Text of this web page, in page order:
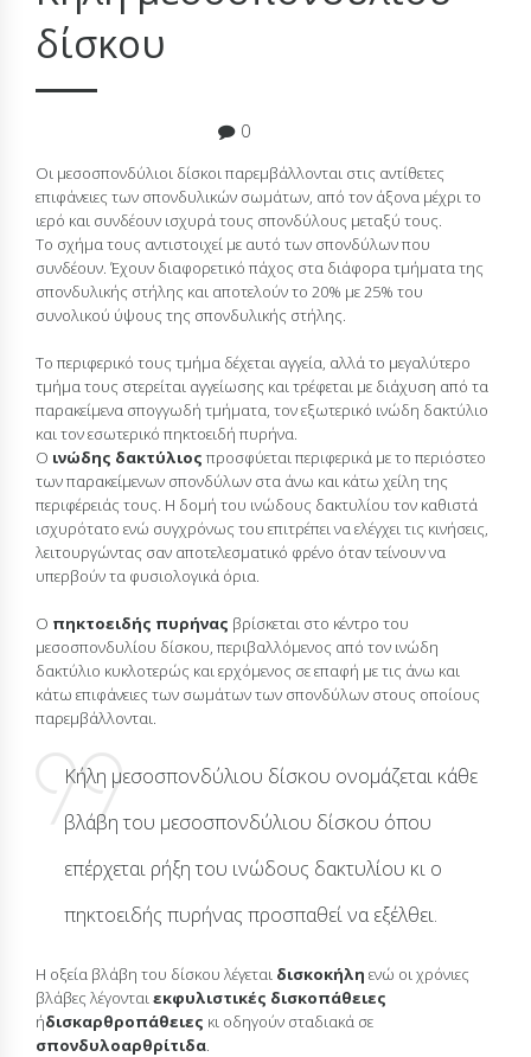
δίσκου
18 Οκτωβρίου 2015
0
Οι μεσοσπονδύλιοι δίσκοι παρεμβάλλονται στις αντίθετες
επιφάνειες των σπονδυλικών σωμάτων, από τον άξονα μέχρι το
ιερό και συνδέουν ισχυρά τους σπονδύλους μεταξύ τους.
Το σχήμα τους αντιστοιχεί με αυτό των σπονδύλων που
συνδέουν. Έχουν διαφορετικό πάχος στα διάφορα τμήματα της
σπονδυλικής στήλης και αποτελούν το 20% με 25% του
συνολικού ύψους της σπονδυλικής στήλης.
Το περιφερικό τους τμήμα δέχεται αγγεία, αλλά το μεγαλύτερο
τμήμα τους στερείται αγγείωσης και τρέφεται με διάχυση από τα
παρακείμενα σπογγωδή τμήματα, τον εξωτερικό ινώδη δακτύλιο
και τον εσωτερικό πηκτοειδή πυρήνα.
Ο ινώδης δακτύλιος προσφύεται περιφερικά με το περιόστεο
των παρακείμενων σπονδύλων στα άνω και κάτω χείλη της
περιφέρειάς τους. Η δομή του ινώδους δακτυλίου τον καθιστά
ισχυρότατο ενώ συγχρόνως του επιτρέπει να ελέγχει τις κινήσεις,
λειτουργώντας σαν αποτελεσματικό φρένο όταν τείνουν να
υπερβούν τα φυσιολογικά όρια.
Ο πηκτοειδής πυρήνας βρίσκεται στο κέντρο του
μεσοσπονδυλίου δίσκου, περιβαλλόμενος από τον ινώδη
δακτύλιο κυκλοτερώς και ερχόμενος σε επαφή με τις άνω και
κάτω επιφάνειες των σωμάτων των σπονδύλων στους οποίους
παρεμβάλλονται.
Κήλη μεσοσπονδύλιου δίσκου ονομάζεται κάθε
βλάβη του μεσοσπονδύλιου δίσκου όπου
επέρχεται ρήξη του ινώδους δακτυλίου κι ο
πηκτοειδής πυρήνας προσπαθεί να εξέλθει.
Η οξεία βλάβη του δίσκου λέγεται δισκοκήλη ενώ οι χρόνιες
βλάβες λέγονταιεκφυλιστικές δισκοπάθειες
ήδισκαρθροπάθειες κι οδηγούν σταδιακά σε
σπονδυλοαρθρίτιδα.